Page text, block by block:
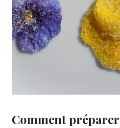
Comment